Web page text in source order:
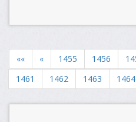
«« « 1455 1456
1461
1462 1463 1464